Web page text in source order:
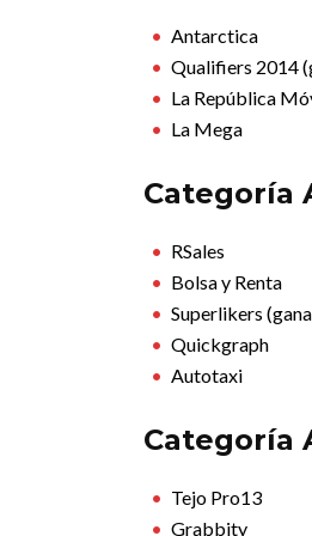
Antarctica
Qualifiers 2014
La República
La Mega
Categoría
RSales
Bolsa y Renta
Superlikers
Quickgraph
Autotaxi
Categoría
Tejo Pro13
Grabbity